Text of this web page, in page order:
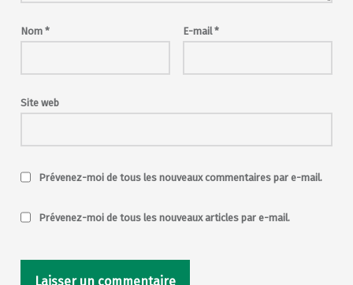
Nom * E-mail*
Site web
Prévenez-moi de tous les nouveaux commentaires par e-mail.
Prévenez-moi de tous les nouveaux articles par e-mail.